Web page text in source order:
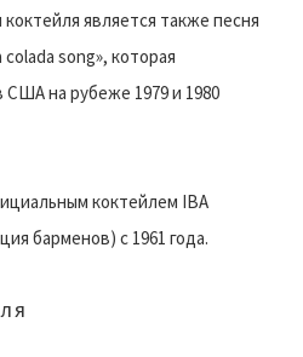
является также песня
song», которая
США на рубеже 1979 и 1980
коктейлем IBA
барменов) с 1961 года.